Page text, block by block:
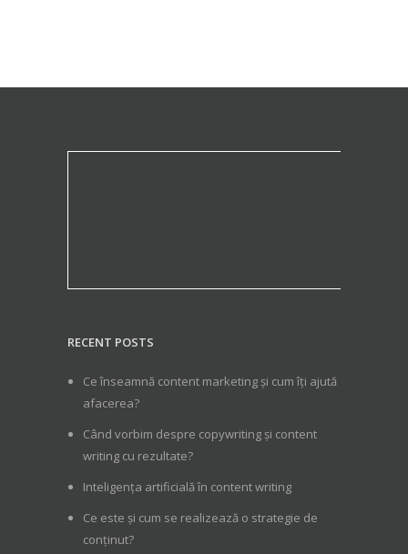
RECENT POSTS
Ce înseamnă content marketing și cum îți ajută
afacerea?
Când vorbim despre copywriting și content
writing cu rezultate?
Inteligența artificială în content writing
Ce este și cum se realizează o strategie de
conținut?